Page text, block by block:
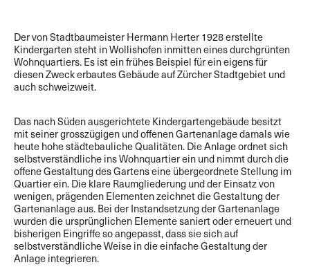
Der von Stadtbaumeister Hermann Herter 1928 erstellte
Kindergarten steht in Wollishofen inmitten eines durchgrünten
Wohnquartiers. Es ist ein frühes Beispiel für ein eigens für
diesen Zweck erbautes Gebäude auf Zürcher Stadtgebiet und
auch schweizweit.
Das nach Süden ausgerichtete Kindergartengebäude besitzt
mit seiner grosszügigen und offenen Gartenanlage damals wie
heute hohe städtebauliche Qualitäten. Die Anlage ordnet sich
selbstverständliche ins Wohnquartier ein und nimmt durch die
offene Gestaltung des Gartens eine übergeordnete Stellung im
Quartier ein. Die klare Raumgliederung und der Einsatz von
wenigen, prägenden Elementen zeichnet die Gestaltung der
Gartenanlage aus. Bei der Instandsetzung der Gartenanlage
wurden die ursprünglichen Elemente saniert oder erneuert und
bisherigen Eingriffe so angepasst, dass sie sich auf
selbstverständliche Weise in die einfache Gestaltung der
Anlage integrieren.